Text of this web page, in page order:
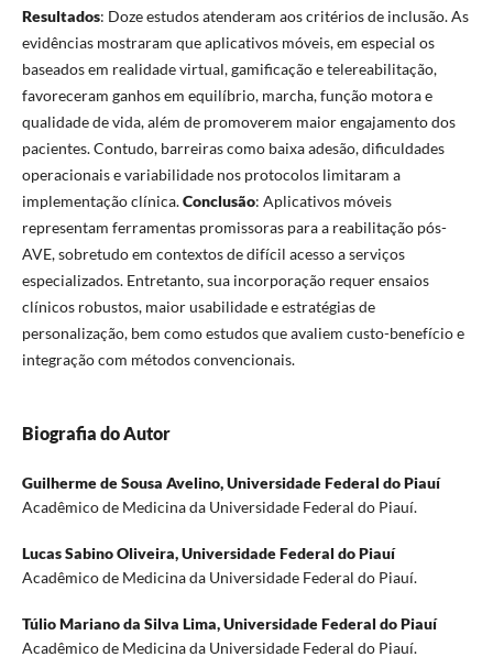
Resultados: Doze estudos atenderam aos critérios de inclusão. As
evidências mostraram que aplicativos móveis, em especial os
baseados em realidade virtual, gamificação e telereabilitação,
favoreceram ganhos em equilíbrio, marcha, função motora e
qualidade de vida, além de promoverem maior engajamento dos
pacientes. Contudo, barreiras como baixa adesão, dificuldades
operacionais e variabilidade nos protocolos limitaram a
implementação clínica.Conclusão: Aplicativos móveis
representam ferramentas promissoras para a reabilitação pós-
AVE, sobretudo em contextos de difícil acesso a serviços
especializados. Entretanto, sua incorporação requer ensaios
clínicos robustos, maior usabilidade e estratégias de
personalização, bem como estudos que avaliem custo-benefício e
integração com métodos convencionais.
Biografia do Autor
Guilherme de Sousa Avelino,Universidade Federal do Piauí
Acadêmico de Medicina da Universidade Federal do Piauí.
Lucas Sabino Oliveira,Universidade Federal do Piauí
Acadêmico de Medicina da Universidade Federal do Piauí.
Túlio Mariano da Silva Lima,Universidade Federal do Piauí
Acadêmico de Medicina da Universidade Federal do Piauí.